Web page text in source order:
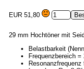
EUR 51,80
29 mm Hochtöner mit
Belastbarkeit
Frequenzbereich =